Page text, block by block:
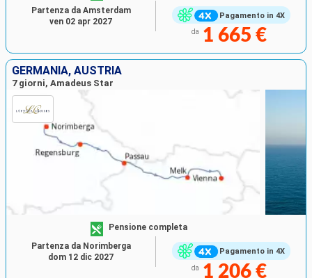
Pagamento in 4X
da 1 665 €
Partenza da Amsterdam
ven 02 apr 2027
GERMANIA, AUSTRIA
7 giorni, Amadeus Star
Pagamento in 4X
Pensione completa
da 1 206 €
Partenza da Norimberga
dom 12 dic 2027